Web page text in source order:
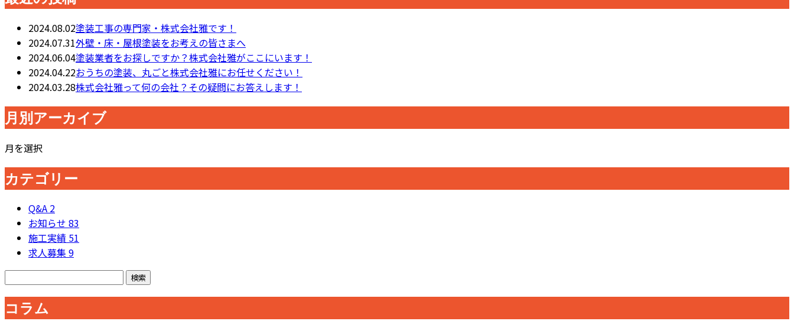
2024.08.02塗装工事の専門家・株式会社雅です！
2024.07.31外壁・床・屋根塗装をお考えの皆さまへ
2024.06.04塗装業者をお探しですか？株式会社雅がここにいます！
2024.04.22おうちの塗装、丸ごと株式会社雅にお任せください！
2024.03.28株式会社雅って何の会社？その疑問にお答えします！
月別アーカイブ
月を選択
カテゴリー
Q&A 2
お知らせ 83
施工実績 51
求人募集 9
コラム